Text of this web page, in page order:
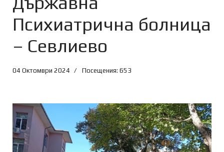
Психиатрична болница
– Севлиево
04 Октомври 2024 Посещения: 653